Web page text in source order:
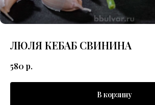
ЛЮЛЯ КЕБАБ СВИНИНА
580 р.
В корзину